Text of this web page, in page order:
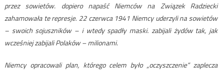
przez sowietów. dopiero napaść Niemców na Związek Radziecki
zahamowała te represje. 22 czerwca 1941 Niemcy uderzyli na sowietów
– swoich sojuszników – i wtedy spadły maski. zabijali żydów tak, jak
wcześniej zabijali Polaków – milionami.
Niemcy opracowali plan, którego celem było „oczyszczenie” zaplecza